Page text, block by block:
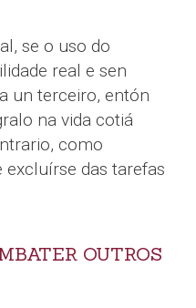
se o uso do
real e sen
un terceiro, entón
na vida cotiá
como
das tarefas
OUTROS